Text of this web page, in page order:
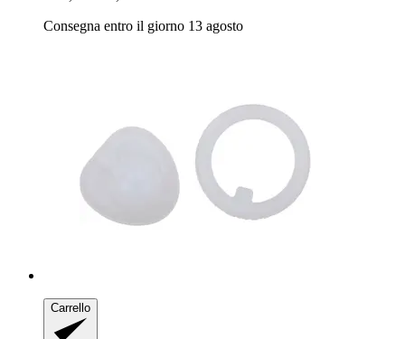
Consegna entro il giorno 13 agosto
Carrello